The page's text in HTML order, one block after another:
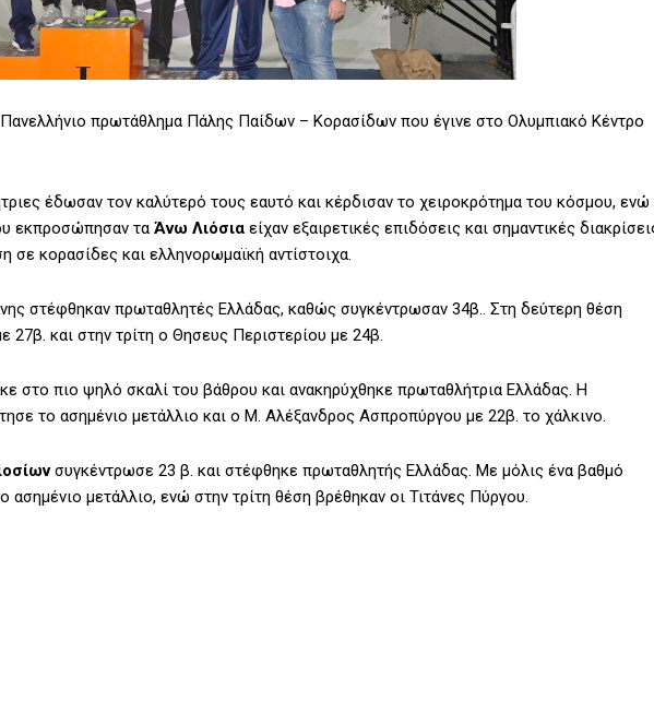
πρωτάθλημα Πάλης Παίδων – Κορασίδων που έγινε στο Ολυμπιακό Κέντρο
έδωσαν τον καλύτερό τους εαυτό και κέρδισαν το χειροκρότημα του κόσμου, ενώ
εκπροσώπησαν τα Άνω Λιόσια είχαν εξαιρετικές επιδόσεις και σημαντικές
σε κορασίδες και ελληνορωμαϊκή αντίστοιχα.
στέφθηκαν πρωταθλητές Ελλάδας, καθώς συγκέντρωσαν 34β.. Στη δεύτερη θέση
27β. και στην τρίτη ο Θησευς Περιστερίου με 24β.
στο πιο ψηλό σκαλί του βάθρου και ανακηρύχθηκε πρωταθλήτρια Ελλάδας. Η
το ασημένιο μετάλλιο και ο Μ. Αλέξανδρος Ασπροπύργου με 22β. το χάλκινο.
συγκέντρωσε 23 β. και στέφθηκε πρωταθλητής Ελλάδας. Με μόλις ένα βαθμό
μετάλλιο, ενώ στην τρίτη θέση βρέθηκαν οι Τιτάνες Πύργου.